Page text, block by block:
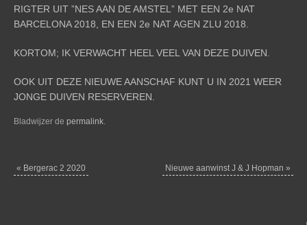
RIGTER UIT ”NES AAN DE AMSTEL” MET EEN 2e NAT
BARCELONA 2018, EN EEN 2e NAT AGEN ZLU 2018.
KORTOM; IK VERWACHT HEEL VEEL VAN DEZE DUIVEN.
OOK UIT DEZE NIEUWE AANSCHAF KUNT U IN 2021 WEER
JONGE DUIVEN RESERVEREN.
Bladwijzer depermalink
« Bergerac 2 2020 Nieuwe aanwinst J & J Hopman »